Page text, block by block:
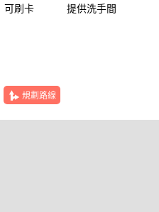
可刷卡 提供洗手間
規劃路線